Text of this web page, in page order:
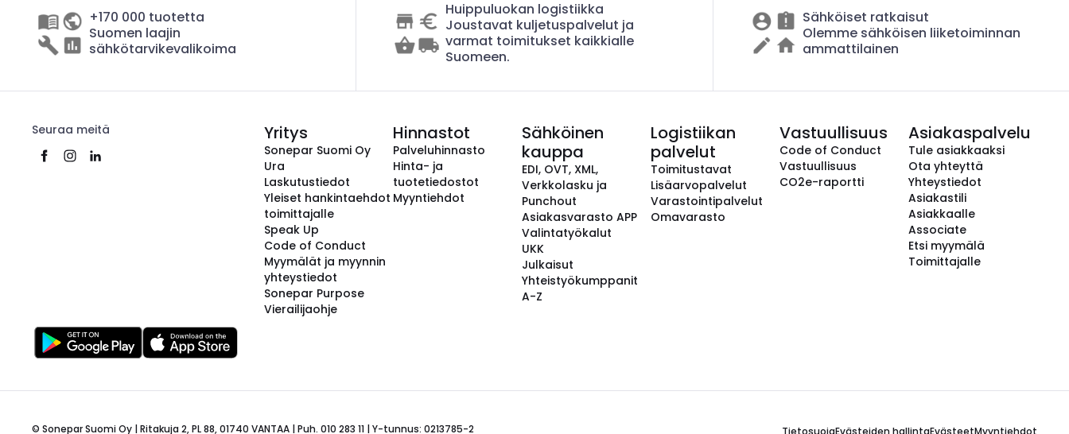
+170 000 tuotetta
Suomen laajin
sähkötarvikevalikoima
Huippuluokan logistiikka
Joustavat kuljetuspalvelut ja
varmat toimitukset kaikkialle
Suomeen.
Sähköiset ratkaisut
Olemme sähköisen liiketoiminnan
ammattilainen
Seuraa meitä Yritys
Sonepar Suomi Oy
Ura
Laskutustiedot
Yleiset hankintaehdot
toimittajalle
Speak Up
Code of Conduct
Myymälät ja myynnin
yhteystiedot
Sonepar Purpose
Vierailijaohje
Hinnastot
Palveluhinnasto
Hinta- ja
tuotetiedostot
Myyntiehdot
Sähköinen
kauppa
EDI, OVT, XML,
Verkkolasku ja
Punchout
Asiakasvarasto APP
Valintatyökalut
UKK
Julkaisut
Yhteistyökumppanit
A-Z
Logistiikan
palvelut
Toimitustavat
Lisäarvopalvelut
Varastointipalvelut
Omavarasto
Vastuullisuus
Code of Conduct
Vastuullisuus
CO2e-raportti
Asiakaspalvelu
Tule asiakkaaksi
Ota yhteyttä
Yhteystiedot
Asiakastili
Asiakkaalle
Associate
Etsi myymälä
Toimittajalle
© Sonepar Suomi Oy | Ritakuja 2, PL 88, 01740 VANTAA | Puh. 010 283 11 | Y-tunnus: 0213785-2 TietosuojaEvästeiden hallintaEvästeetMyyntiehdot